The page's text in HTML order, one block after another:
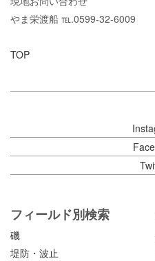
やま栄渡船 ℡.0599-32-6009
TOP
フィールド別検索
磯
堤防・波止